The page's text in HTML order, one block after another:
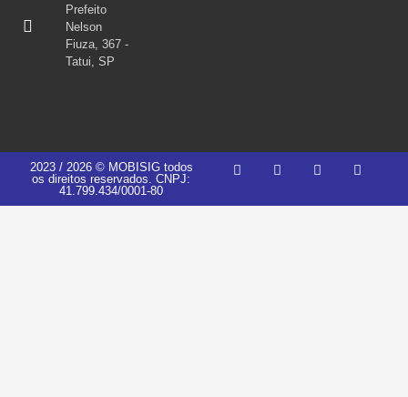
Prefeito
Nelson
Fiuza, 367 -
Tatui, SP
2023 / 2026 © MOBISIG todos
os direitos reservados. CNPJ:
41.799.434/0001-80